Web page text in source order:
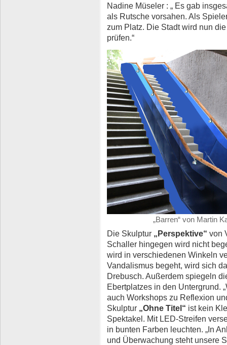
Nadine Müseler : „ Es gab
als Rutsche vorsahen. Als
zum Platz. Die Stadt wird nun
prüfen.“
„Barren“ von Martin
Die Skulptur „Perspektive“ von
Schaller hingegen wird nicht
wird in verschiedenen Winkeln
Vandalismus begeht, wird sich
Drebusch. Außerdem spiegeln
Ebertplatzes in den Untergrund.
auch Workshops zu Reflexion
Skulptur „Ohne Titel“ ist kein
Spektakel. Mit LED-Streifen
in bunten Farben leuchten. „In
und Überwachung steht unsere